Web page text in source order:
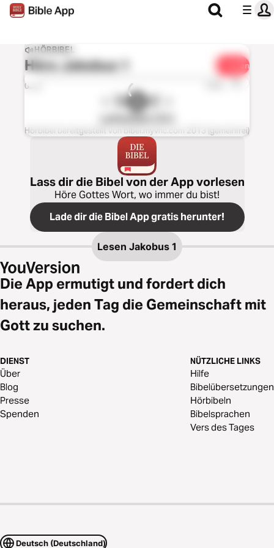
HÖRBIBEL
Höre Jakobus 1 Teilen
0:00 1x
Hörbibel bereitgestellt von bibel.myvnc.com 2013 (gemeinfrei)
Lass dir die Bibel von der App vorlesen
Höre Gottes Wort, wo immer du bist!
Lade dir die Bibel App gratis herunter!
Lesen Jakobus 1
Die App ermutigt und fordert dich
heraus, jeden Tag die Gemeinschaft mit
Gott zu suchen.
DIENST
Über
Blog
Presse
Spenden
NÜTZLICHE LINKS
Hilfe
Bibelübersetzungen
Hörbibeln
Bibelsprachen
Vers des Tages
Deutsch (Deutschland)